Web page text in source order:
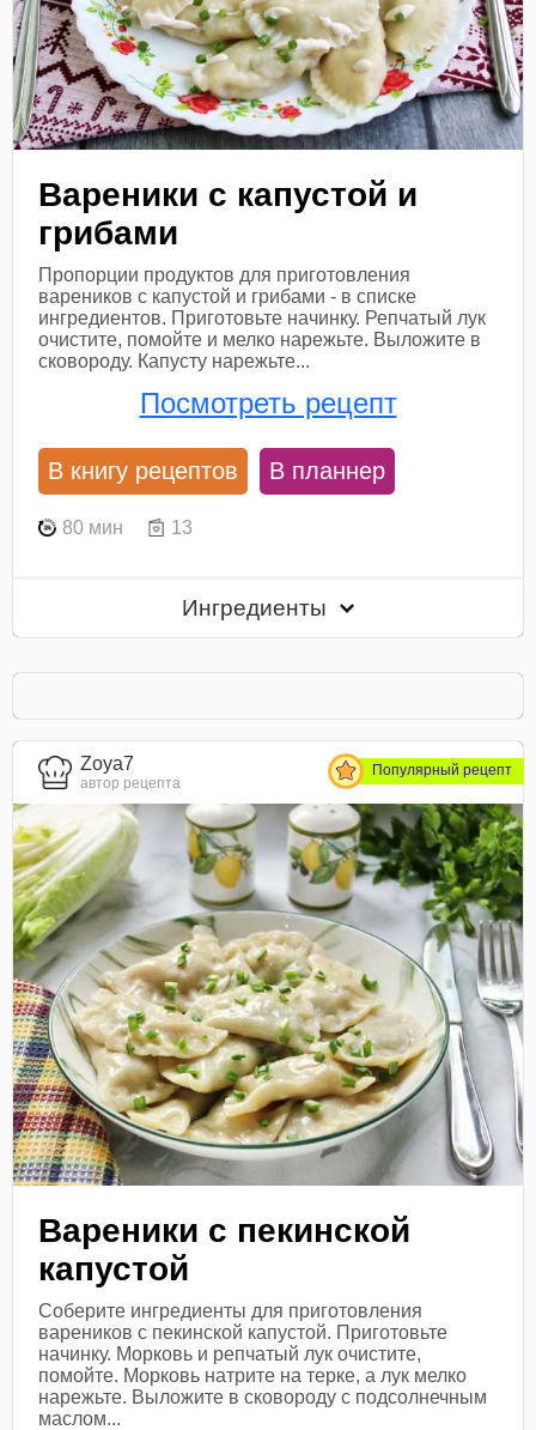
Вареники с капустой и
грибами
Пропорции продуктов для приготовления
вареников с капустой и грибами - в списке
ингредиентов. Приготовьте начинку. Репчатый лук
очистите, помойте и мелко нарежьте. Выложите в
сковороду. Капусту нарежьте...
Посмотреть рецепт
В книгу рецептов В планнер
80 мин 13
Ингредиенты
Zoya7
автор рецепта
Популярный рецепт
Вареники с пекинской
капустой
Соберите ингредиенты для приготовления
вареников с пекинской капустой. Приготовьте
начинку. Морковь и репчатый лук очистите,
помойте. Морковь натрите на терке, а лук мелко
нарежьте. Выложите в сковороду с подсолнечным
маслом...